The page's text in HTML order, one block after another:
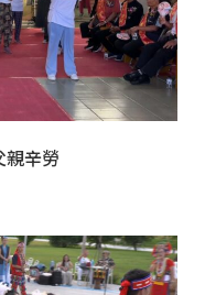
親辛勞